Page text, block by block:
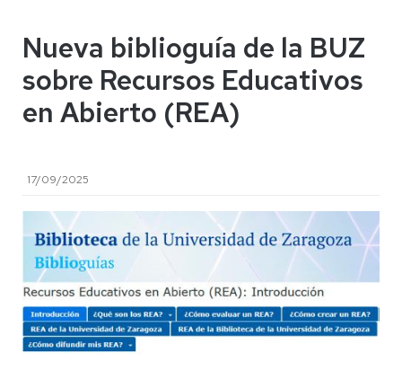
Nueva biblioguía de la BUZ
sobre Recursos Educativos
en Abierto (REA)
17/09/2025